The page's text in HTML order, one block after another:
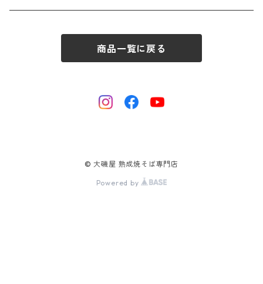
商品一覧に戻る
© 大磯屋 熟成焼そば専門店
Powered by